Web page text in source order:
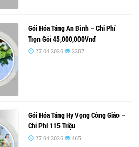
Gói Hỏa Táng An Bình – Chi Phí
Trọn Gói 45,000,000Vnđ
27-04-2026 2207
Gói Hỏa Táng Hy Vọng Công Giáo –
Chi Phí 115 Triệu
27-04-2026 465